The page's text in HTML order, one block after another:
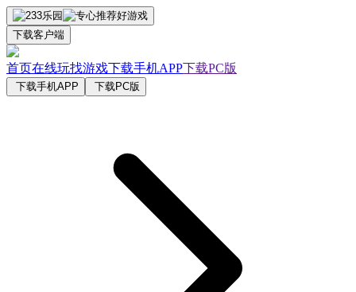
下载客户端
首页在线玩找游戏下载手机APP下载PC版
下载手机APP 下载PC版